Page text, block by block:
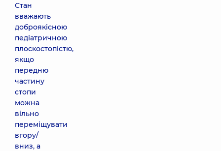
Стан
вважають
доброякісною
педіатричною
плоскостопістю,
якщо
передню
частину
стопи
можна
вільно
переміщувати
вгору/
вниз, а